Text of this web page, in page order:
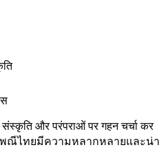
और परंपराओं पर गहन चर्चा कर
เพณีไทยมีความหลากหลายและน่า